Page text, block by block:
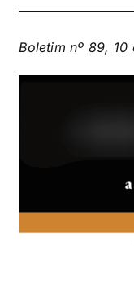
Boletim nº 89,